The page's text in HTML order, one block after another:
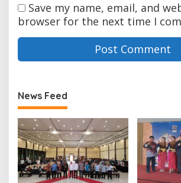
Save my name, email, and
browser for the next time I
News Feed